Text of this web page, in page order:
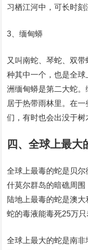
习栖江河中，可长时刻
3、缅甸蟒
又叫南蛇、琴蛇、双
种其中一个，也是全
洲缅甸蟒是第二大蛇
居于热带雨林里。在
们，有时也会出没于树
四、全球上最大
全球上最毒的蛇是贝
什莫尔群岛的暗礁周围
陆地上最毒的蛇是澳
蛇的毒液能毒死25万只
全球上最大的蛇是南